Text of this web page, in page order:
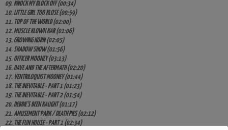
09. KNOCK MY BLOCK OFF (00:34)
10. LITTLE GIRL TOO KLOSE (00:59)
11. TOP OF THE WORLD (02:00)
12. MUSCLE KLOWN KAR (01:06)
13. GROWING KORN (02:05)
14. SHADOW SHOW (01:56)
15. OFFICER MOONEY (03:13)
16. DAVE AND THE AFTERMATH (02:20)
17. VENTRILOQUIST MOONEY (01:44)
18. THE INEVITABLE - PART 1 (01:23)
19. THE INEVITABLE - PART 2 (01:54)
20. DEBBIE'S BEEN KAUGHT (01:17)
21. AMUSEMENT PARK / DEATH PIES (02:12)
22. THE FUN HOUSE - PART 1 (02:34)